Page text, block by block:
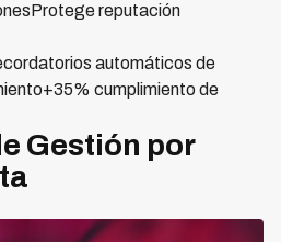
reputación
automáticos de
cumplimiento de
Gestión por